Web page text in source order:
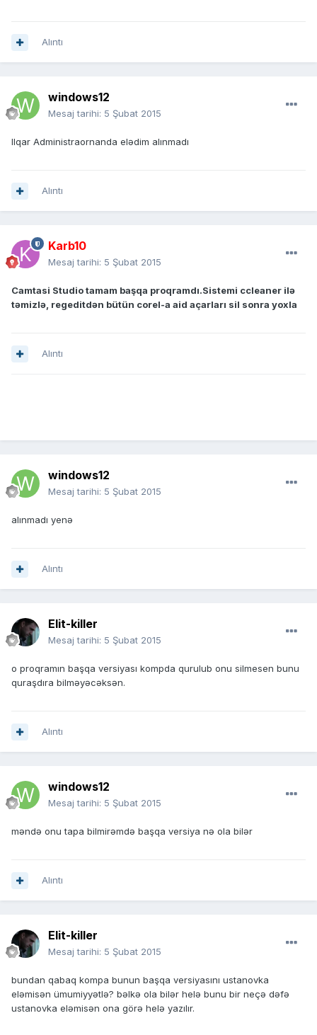
Alıntı
windows12
Mesaj tarihi: 5 Şubat 2015
Ilqar Administraornanda elədim alınmadı
Alıntı
Karb10
Mesaj tarihi: 5 Şubat 2015
Camtasi Studio tamam başqa proqramdı.Sistemi ccleaner ilə
təmizlə, regeditdən bütün corel-a aid açarları sil sonra yoxla
Alıntı
windows12
Mesaj tarihi: 5 Şubat 2015
alınmadı yenə
Alıntı
Elit-killer
Mesaj tarihi: 5 Şubat 2015
o proqramın başqa versiyası kompda qurulub onu silmesen bunu
quraşdıra bilməyəcəksən.
Alıntı
windows12
Mesaj tarihi: 5 Şubat 2015
məndə onu tapa bilmirəmdə başqa versiya nə ola bilər
Alıntı
Elit-killer
Mesaj tarihi: 5 Şubat 2015
bundan qabaq kompa bunun başqa versiyasını ustanovka
eləmisən ümumiyyətlə? bəlkə ola bilər helə bunu bir neçə dəfə
ustanovka eləmisən ona görə helə yazılır.